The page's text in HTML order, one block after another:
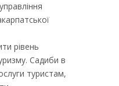
рівень
Садиби в
туристам,